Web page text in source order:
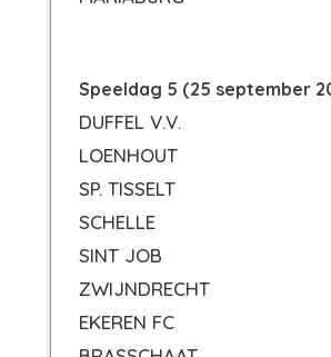
Speeldag 5 (25 september
DUFFEL V.V.
LOENHOUT
SP. TISSELT
SCHELLE
SINT JOB
ZWIJNDRECHT
EKEREN FC